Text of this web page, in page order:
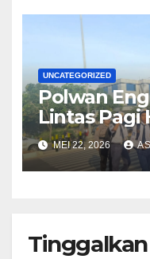
Wartawati
UNCATEGORIZED
Polwan
Lintas Pagi
kenyamaan
Sungai
MEI 22, 2026